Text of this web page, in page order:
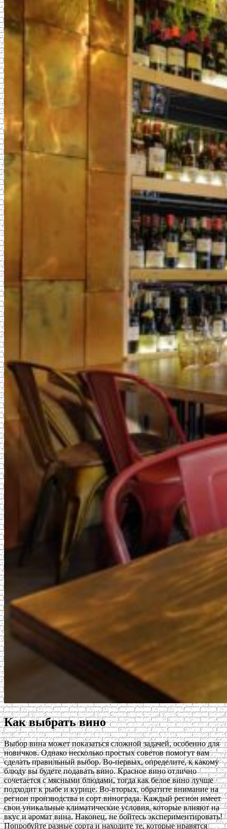
Как выбрать вино
Выбор вина может показаться сложной задачей, особенно для
новичков. Однако несколько простых советов помогут вам
сделать правильный выбор. Во-первых, определите, к какому
блюду вы будете подавать вино. Красное вино отлично
сочетается с мясными блюдами, тогда как белое вино лучше
подходит к рыбе и курице. Во-вторых, обратите внимание на
регион производства и сорт винограда. Каждый регион имеет
свои уникальные климатические условия, которые влияют на
вкус и аромат вина. Наконец, не бойтесь экспериментировать!
Попробуйте разные сорта и находите те, которые нравятся